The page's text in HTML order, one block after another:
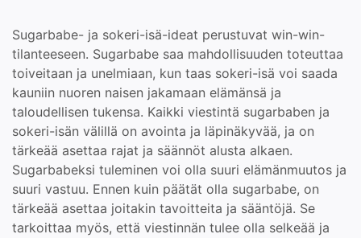
Sugarbabe- ja sokeri-isä-ideat perustuvat win-win-
tilanteeseen. Sugarbabe saa mahdollisuuden toteuttaa
toiveitaan ja unelmiaan, kun taas sokeri-isä voi saada
kauniin nuoren naisen jakamaan elämänsä ja
taloudellisen tukensa. Kaikki viestintä sugarbaben ja
sokeri-isän välillä on avointa ja läpinäkyvää, ja on
tärkeää asettaa rajat ja säännöt alusta alkaen.
Sugarbabeksi tuleminen voi olla suuri elämänmuutos ja
suuri vastuu. Ennen kuin päätät olla sugarbabe, on
tärkeää asettaa joitakin tavoitteita ja sääntöjä. Se
tarkoittaa myös, että viestinnän tulee olla selkeää ja